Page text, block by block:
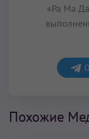
«Ра Ма
Похожие